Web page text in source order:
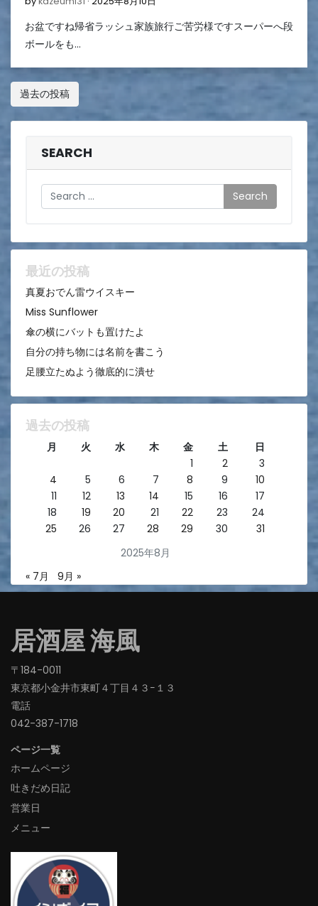
8
日
お盆ですね帰省ラッシュ家族旅行ご苦労様ですスーパーへ段
ボールをも…
投
稿
ビ
シ
ョ
ン
過去の投稿
SEARCH
Search
最近の投稿
真夏おでん雷ウイスキー
Miss Sunflower
傘の横にバットも置けたよ
自分の持ち物には名前を書こう
足腰立たぬよう徹底的に潰せ
過去の投稿
2025年8月
月 火 水 木 金 土
日
1
2
3
4
5 6 7 8 9
10
11
12 13 14 15 16
17
18
19 20 21 22 23
24
25
26 27 28 29 30 31
« 7月 9月 »
居酒屋 海風
〒184-0011
東京都小金井市東町４丁目４３−１３
電話
042-387-1718‬
ページ一覧
ホームページ
吐きだめ日記
営業日
メニュー